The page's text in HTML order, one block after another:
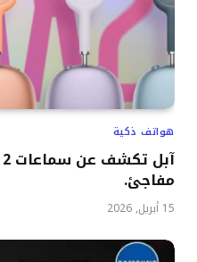
هواتف ذكية
مفاجئ.
15 أبريل, 2026